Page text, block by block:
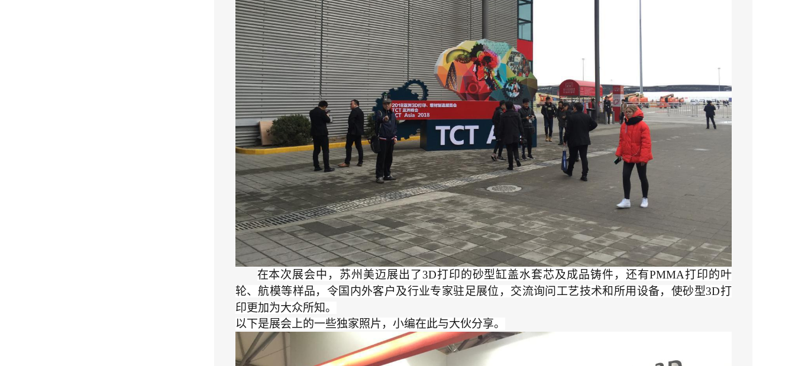
在本次展会中，苏州美迈展出了3D打印的砂型缸盖水套芯及成品铸件，还有PMMA打印的叶
轮、航模等样品，令国内外客户及行业专家驻足展位，交流询问工艺技术和所用设备，使砂型3D打
印更加为大众所知。
以下是展会上的一些独家照片，小编在此与大伙分享。